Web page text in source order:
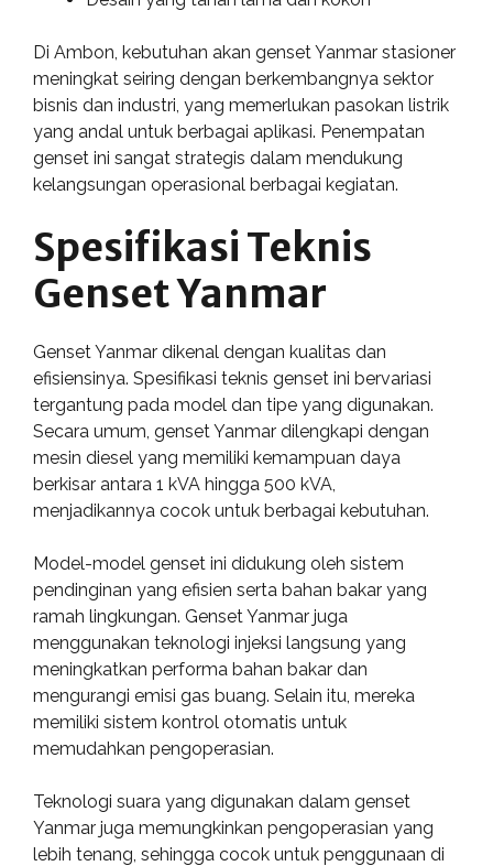
Di Ambon, kebutuhan akan genset Yanmar stasioner
meningkat seiring dengan berkembangnya sektor
bisnis dan industri, yang memerlukan pasokan listrik
yang andal untuk berbagai aplikasi. Penempatan
genset ini sangat strategis dalam mendukung
kelangsungan operasional berbagai kegiatan.
Spesifikasi Teknis
Genset Yanmar
Genset Yanmar dikenal dengan kualitas dan
efisiensinya. Spesifikasi teknis genset ini bervariasi
tergantung pada model dan tipe yang digunakan.
Secara umum, genset Yanmar dilengkapi dengan
mesin diesel yang memiliki kemampuan daya
berkisar antara 1 kVA hingga 500 kVA,
menjadikannya cocok untuk berbagai kebutuhan.
Model-model genset ini didukung oleh sistem
pendinginan yang efisien serta bahan bakar yang
ramah lingkungan. Genset Yanmar juga
menggunakan teknologi injeksi langsung yang
meningkatkan performa bahan bakar dan
mengurangi emisi gas buang. Selain itu, mereka
memiliki sistem kontrol otomatis untuk
memudahkan pengoperasian.
Teknologi suara yang digunakan dalam genset
Yanmar juga memungkinkan pengoperasian yang
lebih tenang, sehingga cocok untuk penggunaan di